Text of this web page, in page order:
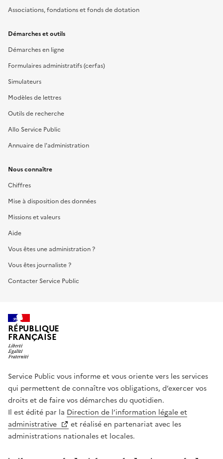
Associations, fondations et fonds de dotation
Démarches et outils
Démarches en ligne
Formulaires administratifs (cerfas)
Simulateurs
Modèles de lettres
Outils de recherche
Allo Service Public
Annuaire de l'administration
Nous connaître
Chiffres
Mise à disposition des données
Missions et valeurs
Aide
Vous êtes une administration ?
Vous êtes journaliste ?
Contacter Service Public
RÉPUBLIQUE
FRANÇAISE
Service Public vous informe et vous oriente vers les services
qui permettent de connaître vos obligations, d’exercer vos
droits et de faire vos démarches du quotidien.
Il est édité par la Direction de l’information légale et
administrative
et réalisé en partenariat avec les
administrations nationales et locales.